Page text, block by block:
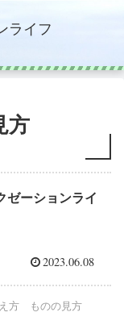
ライフ
方
ゼーションライ
2023.06.08
方 ものの見方